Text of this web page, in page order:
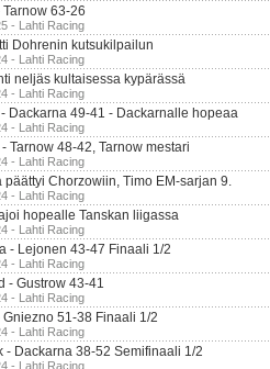
Tarnow 63-26
- Lahti Racing
Dohrenin kutsukilpailun
- Lahti Racing
neljäs kultaisessa kypärässä
- Lahti Racing
Dackarna 49-41 - Dackarnalle hopeaa
- Lahti Racing
Tarnow 48-42, Tarnow mestari
- Lahti Racing
päättyi Chorzowiin, Timo EM-sarjan 9.
- Lahti Racing
hopealle Tanskan liigassa
- Lahti Racing
- Lejonen 43-47 Finaali 1/2
- Lahti Racing
- Gustrow 43-41
- Lahti Racing
Gniezno 51-38 Finaali 1/2
- Lahti Racing
- Dackarna 38-52 Semifinaali 1/2
- Lahti Racing